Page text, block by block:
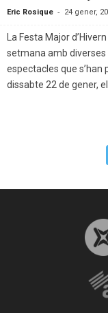
Eric Rosique - 24 gener,
La Festa Major
setmana amb
espectacles que s’han
dissabte 22 de gener,